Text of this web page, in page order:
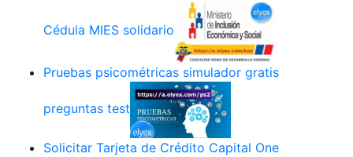
Cédula MIES solidario
Pruebas psicométricas simulador gratis
preguntas test
Solicitar Tarjeta de Crédito Capital One